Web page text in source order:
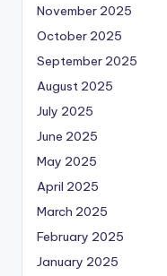
November 2025
October 2025
September 2025
August 2025
July 2025
June 2025
May 2025
April 2025
March 2025
February 2025
January 2025